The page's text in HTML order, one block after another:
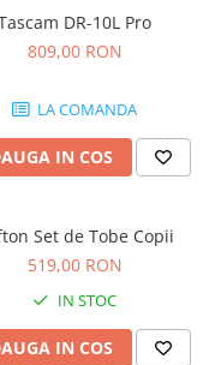
DR-10L Pro
809,00 RON
LA COMANDA
IN COS
Set de Tobe Copii
519,00 RON
IN STOC
IN COS